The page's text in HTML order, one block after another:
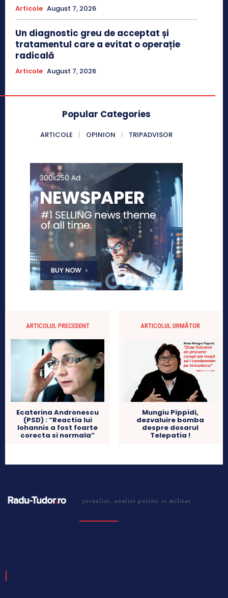
Articole August 7, 2026
Un diagnostic greu de acceptat și
tratamentul care a evitat o operație
radicală
Articole August 7, 2026
Popular Categories
ARTICOLE OPINION TRIPADVISOR
ARTICOLUL PRECEDENT
Ecaterina Andronescu
(PSD) : “Reactia lui
Iohannis a fost foarte
corecta si normala”
ARTICOLUL URMĂTOR
Mungiu Pippidi,
dezvaluire bomba
despre dosarul
Telepatia !
jurnalist, analist politic si militar